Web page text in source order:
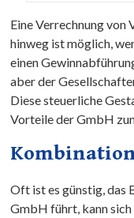
Eine Verrechnung von
hinweg ist möglich,
einen
aber der
Diese steuerliche
Vorteile der GmbH
Oft ist es günstig, das
GmbH führt, kann sich